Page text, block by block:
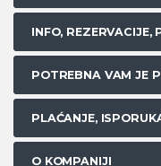
INFO, REZERVACIJE,
POTREBNA VAM JE
PLAĆANJE,
O KOMPANIJI